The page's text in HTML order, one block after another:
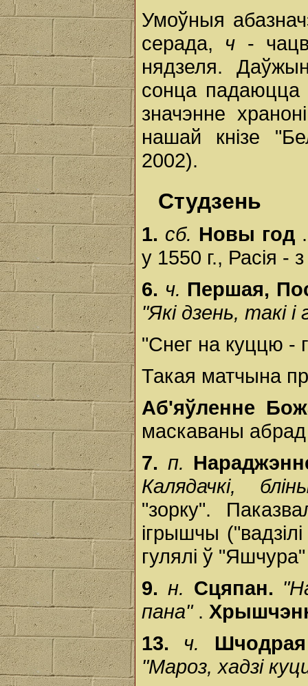
Умоўныя
серада, ч -
нядзеля.
сонца
значэнне
нашай кнізе
2002).
Студзень
1. сб. Новы год
у 1550 г., Расія -
6. ч. Першая,
"Які дзень, такі і
"Снег на куццю -
Такая матчына
Аб'яўленне
маскаваны
7. п.
Калядачкі,
"зорку".
ігрышчы
гулялі ў "Яшчура"
9. н. Сцяпан.
пана" .
13. ч.
"Мароз, хадзі